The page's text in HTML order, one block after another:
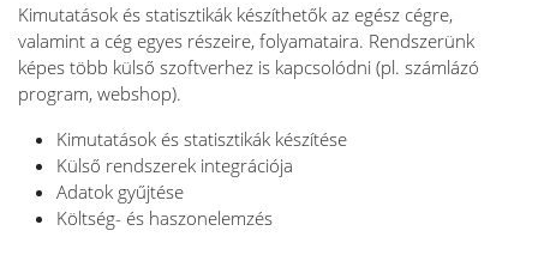
Kimutatások és statisztikák készíthetők az egész cégre,
valamint a cég egyes részeire, folyamataira. Rendszerünk
képes több külső szoftverhez is kapcsolódni (pl. számlázó
program, webshop).
Kimutatások és statisztikák készítése
Külső rendszerek integrációja
Adatok gyűjtése
Költség- és haszonelemzés